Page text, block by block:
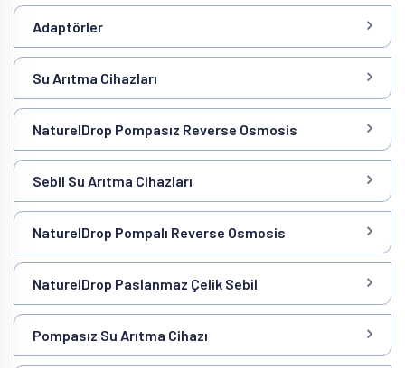
Adaptörler
Su Arıtma Cihazları
NaturelDrop Pompasız Reverse Osmosis
Sebil Su Arıtma Cihazları
NaturelDrop Pompalı Reverse Osmosis
NaturelDrop Paslanmaz Çelik Sebil
Pompasız Su Arıtma Cihazı